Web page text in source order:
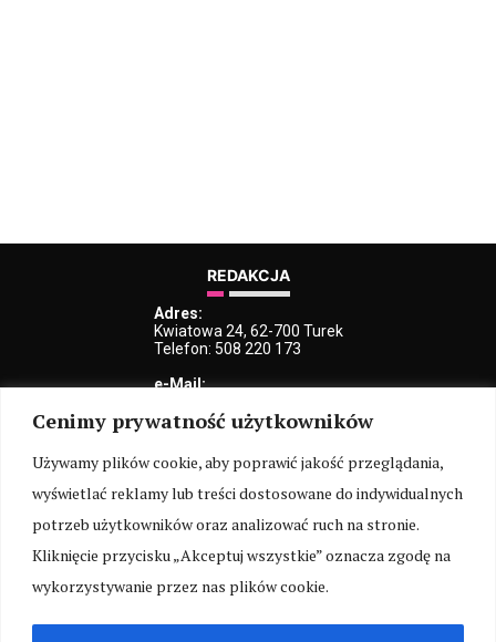
Cenimy prywatność użytkowników
Używamy plików cookie, aby poprawić jakość przeglądania,
wyświetlać reklamy lub treści dostosowane do indywidualnych
potrzeb użytkowników oraz analizować ruch na stronie.
Kliknięcie przycisku „Akceptuj wszystkie” oznacza zgodę na
wykorzystywanie przez nas plików cookie.
REDAKCJA
Adres:
Kwiatowa 24, 62-700 Turek
Telefon: 508 220 173
e-Mail:
redakcja@iturek.net
reklama@iturek.net
MENU
Redakcja Polityka prywatności O nas Kontakt
SOCIAL MEDIA